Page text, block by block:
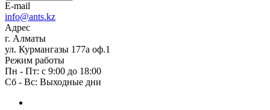
E-mail
info@ants.kz
Адрес
г. Алматы
ул. Курмангазы 177а оф.1
Режим работы
Пн - Пт: с 9:00 до 18:00
Сб - Вс: Выходные дни